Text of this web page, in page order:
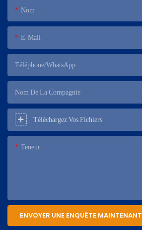
Nom
E-Mail
Téléphone/WhatsApp
Nom De La Compagnie
Téléchargez Vos Fichiers
Teneur
ENVOYER UNE ENQUÊTE MAINTENANT